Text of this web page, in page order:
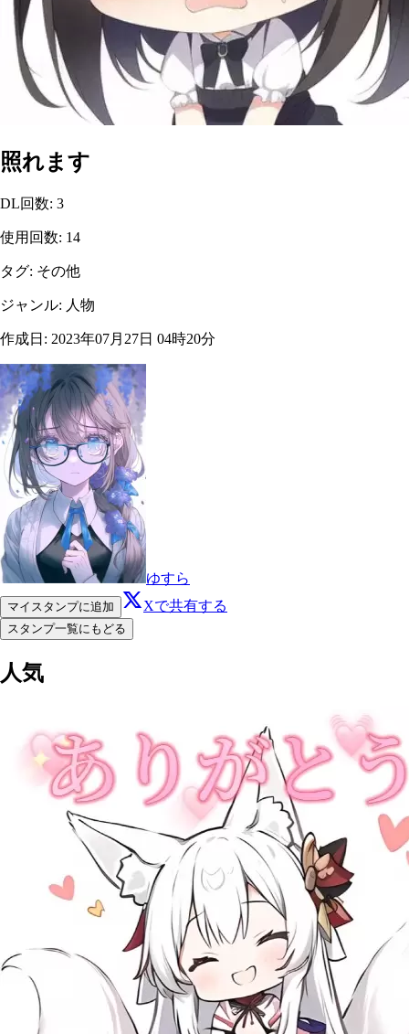
照れます
DL回数: 3
使用回数: 14
タグ: その他
ジャンル: 人物
作成日 : 2023年07月27日 04時20分
ゆすら
マイスタンプに追加 Xで共有する
スタンプ一覧にもどる
人気